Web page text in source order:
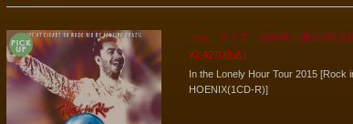
サム・スミス 2015年南米公演9
¥2,427(税込)
In the Lonely Hour Tour 2015 [Rock
HOENIX(1CD-R)]